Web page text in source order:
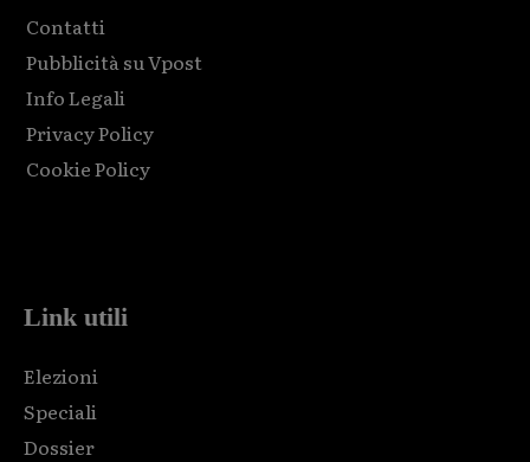
Contatti
Pubblicità su Vpost
Info Legali
Privacy Policy
Cookie Policy
Link utili
Elezioni
Speciali
Dossier